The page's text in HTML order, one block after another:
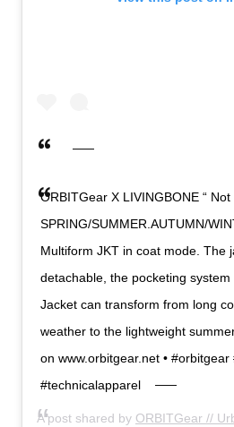
ORBITGear X LIVINGBONE “ Not
SPRING/SUMMER.AUTUMN/
Multiform JKT in coat mode. The
detachable, the pocketing
Jacket can transform from long
weather to the lightweight
on www.orbitgear.net •
#technicalapparel
A post shared by ORBITGear //